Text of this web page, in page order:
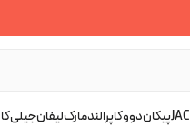
JACپیکاندووکاپرالندمارکلیفانجیلی